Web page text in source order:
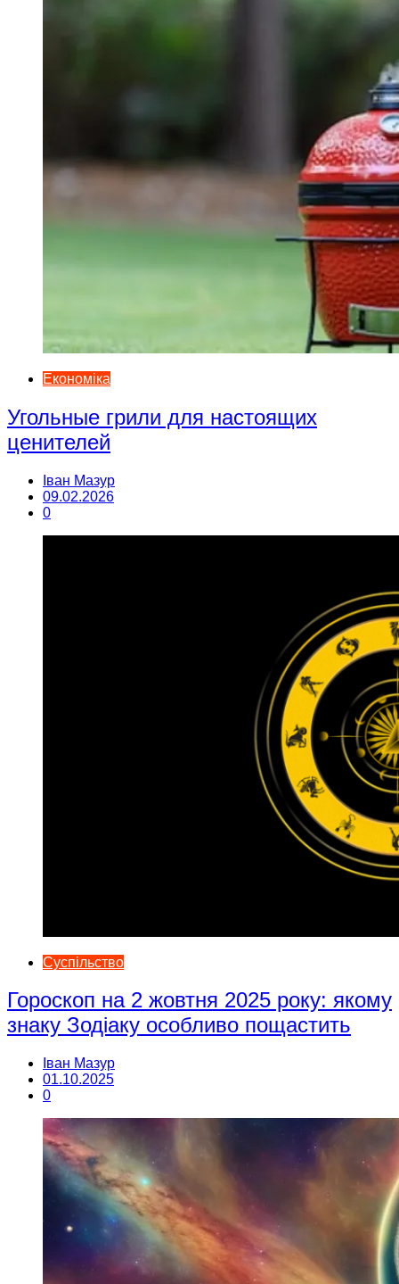
Економіка
Угольные грили для настоящих
ценителей
Іван Мазур
09.02.2026
0
Суспільство
Гороскоп на 2 жовтня 2025 року: якому
знаку Зодіаку особливо пощастить
Іван Мазур
01.10.2025
0